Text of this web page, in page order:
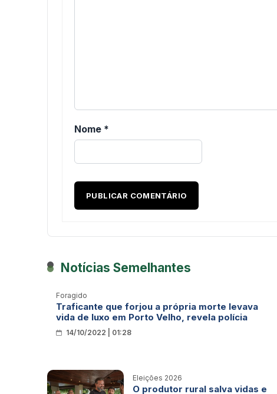
Nome *
Notícias Semelhantes
Foragido
Traficante que forjou a própria morte levava
vida de luxo em Porto Velho, revela polícia
14/10/2022 | 01:28
Eleições 2026
O produtor rural salva vidas e